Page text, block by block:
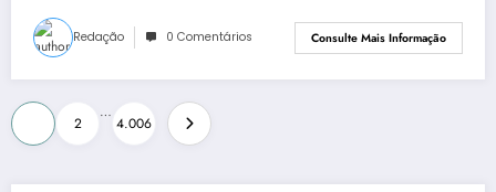
Redação 0 Comentários Consulte Mais Informação
Paginação
de
2
…
4.006